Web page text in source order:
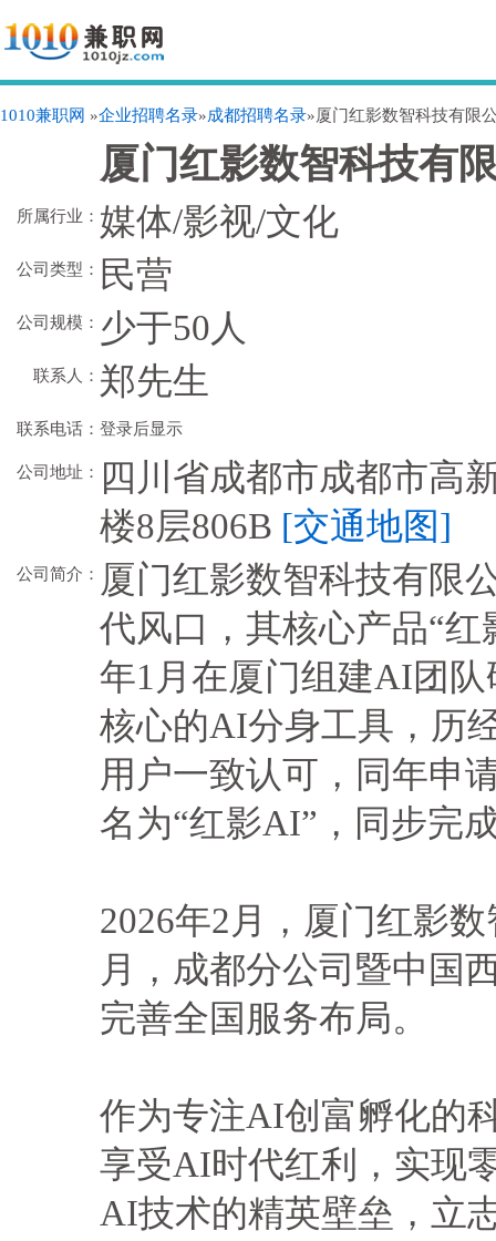
1010兼职网 »企业招聘名录»成都招聘名录»厦门红影数智科技有限
厦门红影数智科技有
所属行业： 媒体/影视/文化
公司类型： 民营
公司规模： 少于50人
联系人： 郑先生
联系电话： 登录后显示
公司地址：
四川省成都市成都市高
楼8层806B [交通地图]
公司简介：
厦门红影数智科技有限
代风口，其核心产品“
年1月在厦门组建AI团
核心的AI分身工具，历
用户一致认可，同年申
名为“红影AI”，同步完
2026年2月，厦门红影
月，成都分公司暨中国
完善全国服务布局。
作为专注AI创富孵化的
享受AI时代红利，实现
AI技术的精英壁垒，立